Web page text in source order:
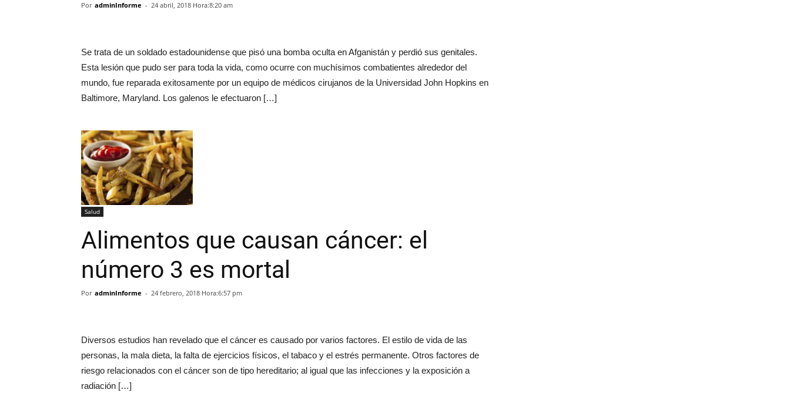
Por adminInforme - 24 abril, 2018 Hora:8:20 am
Se trata de un soldado estadounidense que pisó una bomba oculta en Afganistán y perdió sus genitales.
Esta lesión que pudo ser para toda la vida, como ocurre con muchísimos combatientes alrededor del
mundo, fue reparada exitosamente por un equipo de médicos cirujanos de la Universidad John Hopkins en
Baltimore, Maryland. Los galenos le efectuaron […]
Salud
Alimentos que causan cáncer: el
número 3 es mortal
Por adminInforme - 24 febrero, 2018 Hora:6:57 pm
Diversos estudios han revelado que el cáncer es causado por varios factores. El estilo de vida de las
personas, la mala dieta, la falta de ejercicios físicos, el tabaco y el estrés permanente. Otros factores de
riesgo relacionados con el cáncer son de tipo hereditario; al igual que las infecciones y la exposición a
radiación […]